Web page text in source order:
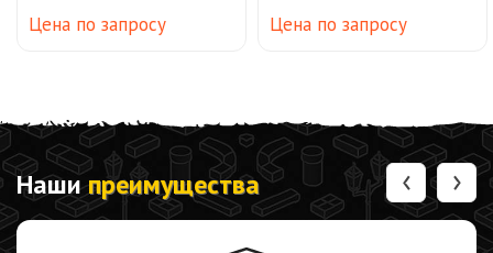
Цена по запросу Цена по запросу
Нашипреимущества ‹ ›